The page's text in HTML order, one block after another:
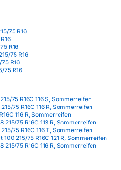
75 R16
R16
75 R16
R16
75 R16
75 R16C 116 S, Sommerreifen
75 R16C 116 R, Sommerreifen
116 R, Sommerreifen
215/75 R16C 113 R, Sommerreifen
75 R16C 116 T, Sommerreifen
215/75 R16C 121 R, Sommerreifen
215/75 R16C 116 R, Sommerreifen